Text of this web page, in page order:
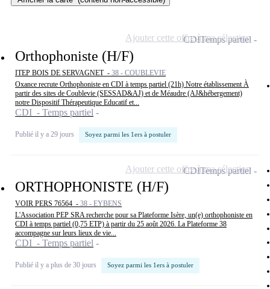
Orthophoniste (H/F)
ITEP BOIS DE SERVAGNET - 38 - COUBLEVIE
Oxance recrute Orthophoniste en CDI à temps partiel (21h) Notre établissement À
partir des sites de Coublevie (SESSAD&AJ) et de Méaudre (AJ&hébergement)
notre Dispositif Thérapeutique Educatif et...
CDI - Temps partiel
Publié il y a 29 jours Soyez parmi les 1ers à postuler
CDITemps partiel
Ajouter cette offre à ma sélection
ORTHOPHONISTE (H/F)
VOIR PERS 76564 - 38 - EYBENS
L'Association PEP SRA recherche pour sa Plateforme Isère, un(e) orthophoniste en
CDI à temps partiel (0,75 ETP) à partir du 25 août 2026. La Plateforme 38
accompagne sur leurs lieux de vie...
CDI - Temps partiel
Publié il y a plus de 30 jours Soyez parmi les 1ers à postuler
CDITemps partiel
Ajouter cette offre à ma sélection